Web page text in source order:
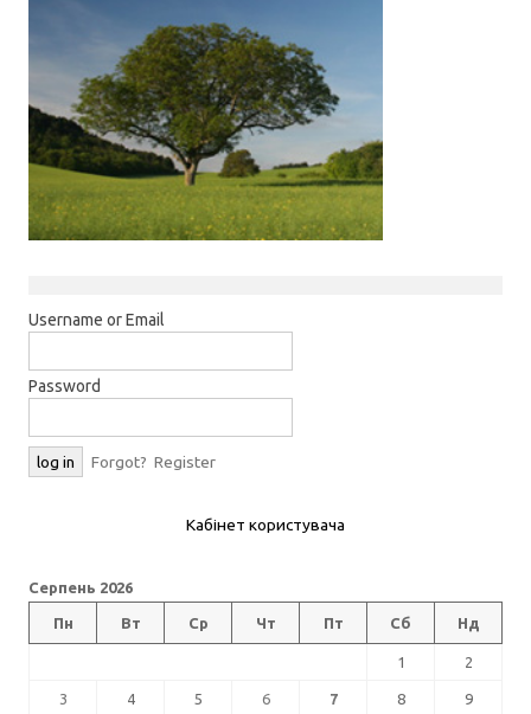
Username or Email
Password
Forgot? Register
Кабінет користувача
Серпень 2026
Пн Вт Ср Чт Пт Сб Нд
1 2
3 4 5 6 7 8 9